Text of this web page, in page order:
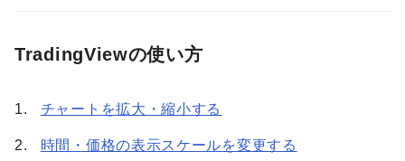
TradingViewの使い方
チャートを拡大・縮小する
時間・価格の表示スケールを変更する